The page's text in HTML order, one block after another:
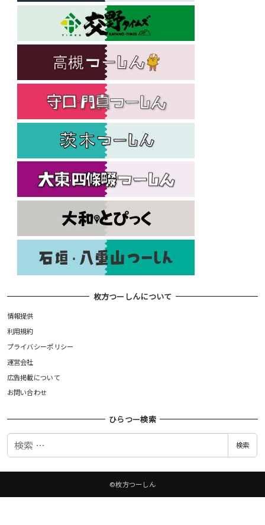
枚方つーしんについて
情報提供
利用規約
プライバシーポリシー
運営会社
広告掲載について
お問い合わせ
ひらつー検索
検
検索
©枚方つーしん